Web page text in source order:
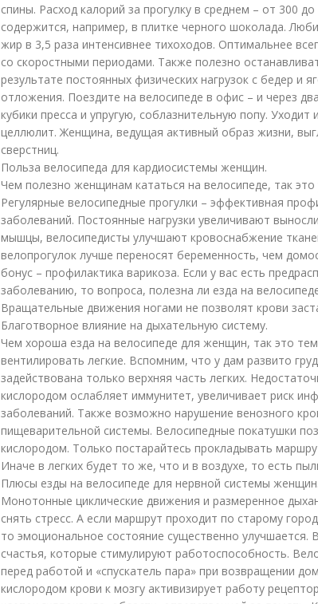
спины. Расход калорий за прогулку в среднем – от 300
содержится, например, в плитке черного шоколада.
жир в 3,5 раза интенсивнее тихоходов. Оптимальнее
со скоростными периодами. Также полезно
результате постоянных физических нагрузок с бедер и
отложения. Поездите на велосипеде в офис – и через
кубики пресса и упругую, соблазнительную попу.
целлюлит. Женщина, ведущая активный образ жизни,
сверстниц.
Польза велосипеда для кардиосистемы женщин.
Чем полезно женщинам кататься на велосипеде, так
Регулярные велосипедные прогулки – эффективная
заболеваний. Постоянные нагрузки увеличивают
мышцы, велосипедисты улучшают кровоснабжение
велопрогулок лучше переносят беременность, чем
бонус – профилактика варикоза. Если у вас есть
заболеванию, то вопроса, полезна ли езда на
Вращательные движения ногами не позволят крови
Благотворное влияние на дыхательную систему.
Чем хороша езда на велосипеде для женщин, так это
вентилировать легкие. Вспомним, что у дам развито
задействована только верхняя часть легких.
кислородом ослабляет иммунитет, увеличивает риск
заболеваний. Также возможно нарушение венозного
пищеварительной системы. Велосипедные покатушки
кислородом. Только постарайтесь прокладывать
Иначе в легких будет то же, что и в воздухе, то есть
Плюсы езды на велосипеде для нервной системы женщин.
Монотонные циклические движения и размеренное
снять стресс. А если маршрут проходит по старому
то эмоциональное состояние существенно
счастья, которые стимулируют работоспособность.
перед работой и «спускатель пара» при возвращении
кислородом крови к мозгу активизирует работу